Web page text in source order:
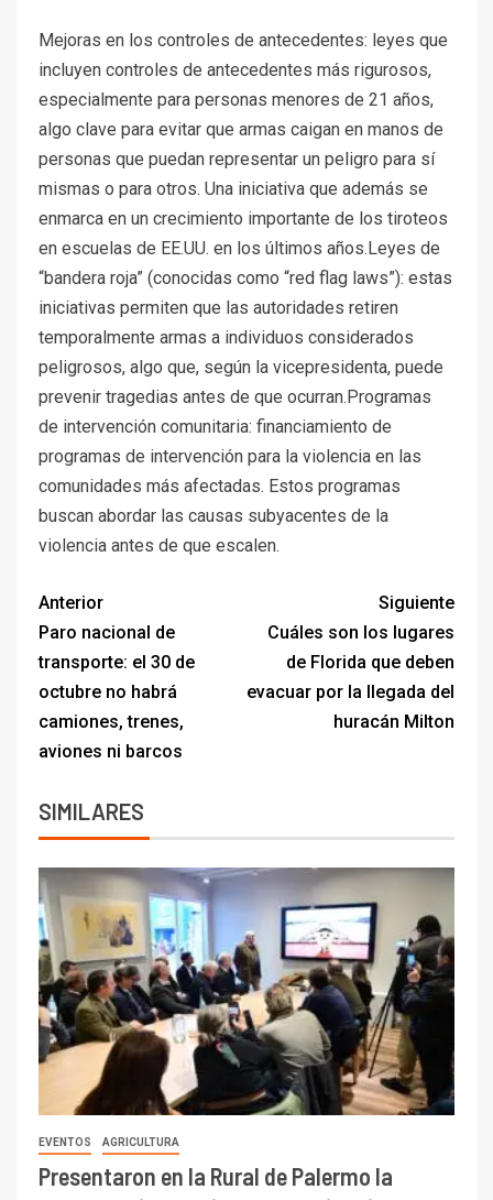
Mejoras en los controles de antecedentes: leyes que
incluyen controles de antecedentes más rigurosos,
especialmente para personas menores de 21 años,
algo clave para evitar que armas caigan en manos de
personas que puedan representar un peligro para sí
mismas o para otros. Una iniciativa que además se
enmarca en un crecimiento importante de los tiroteos
en escuelas de EE.UU. en los últimos años.Leyes de
“bandera roja” (conocidas como “red flag laws”): estas
iniciativas permiten que las autoridades retiren
temporalmente armas a individuos considerados
peligrosos, algo que, según la vicepresidenta, puede
prevenir tragedias antes de que ocurran.Programas
de intervención comunitaria: financiamiento de
programas de intervención para la violencia en las
comunidades más afectadas. Estos programas
buscan abordar las causas subyacentes de la
violencia antes de que escalen.
Anterior
Paro nacional de
transporte: el 30 de
octubre no habrá
camiones, trenes,
aviones ni barcos
Siguiente
Cuáles son los lugares
de Florida que deben
evacuar por la llegada del
huracán Milton
SIMILARES
EVENTOS AGRICULTURA
Presentaron en la Rural de Palermo la